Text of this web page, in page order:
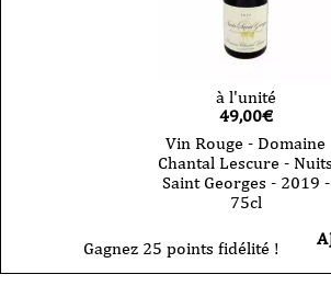
à l'unité
49,00€
Vin Rouge - Domaine
Chantal Lescure - Nuits
Saint Georges - 2019 -
75cl
Gagnez 25 points fidélité !